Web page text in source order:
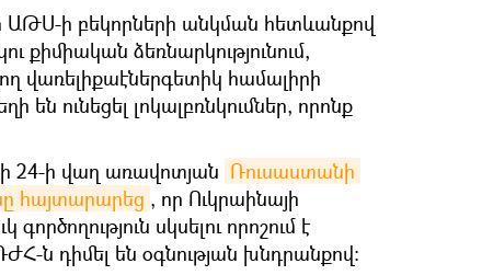
ԱԹՍ-ի բեկորների անկման հետևանքով
քիմիական ձեռնարկությունում,
վառելիքաէներգետիկ համալիրի
են ունեցել լոկալբռնկումներ, որոնք
24-ի վաղ առավոտյան Ռուսաստանի
հայտարարեց , որ Ուկրաինայի
սկսելու որոշում է
ն դիմել են օգնության խնդրանքով։